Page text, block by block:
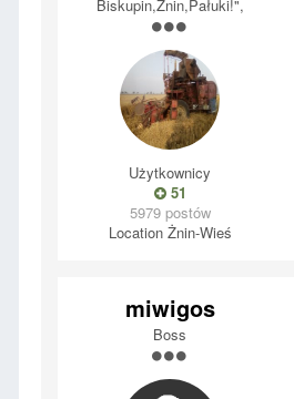
Biskupin,Żnin,Pałuki!",
Użytkownicy
51
5979 postów
LocationŻnin-Wieś
miwigos
Boss